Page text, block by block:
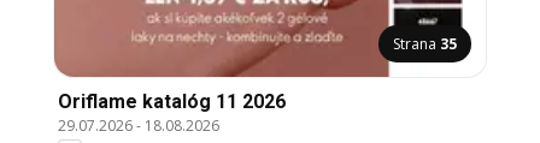
Strana 35
Oriflame katalóg 11 2026
29.07.2026- 18.08.2026